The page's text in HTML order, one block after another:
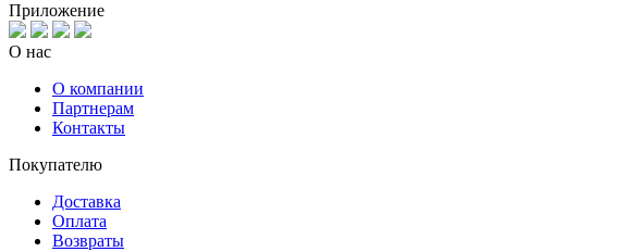
Приложение
О нас
О компании
Партнерам
Контакты
Покупателю
Доставка
Оплата
Возвраты